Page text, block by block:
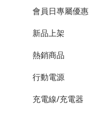
會員日專屬優惠
新品上架
熱銷商品
行動電源
充電線/充電器